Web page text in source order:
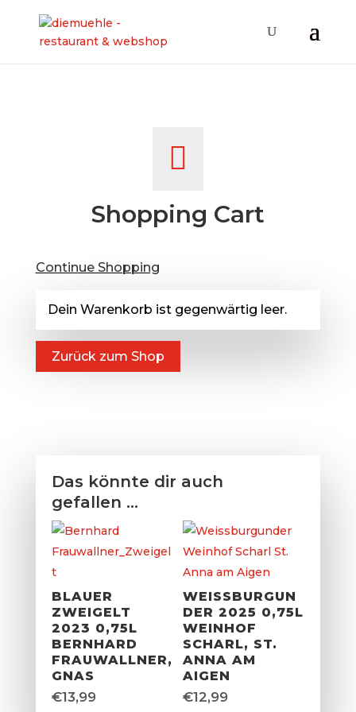

Shopping Cart
Continue Shopping
Dein Warenkorb ist gegenwärtig leer.
Zurück zum Shop
Das könnte dir auch
gefallen …
BLAUER
ZWEIGELT
2023 0,75L
BERNHARD
FRAUWALLNER,
GNAS
€13,99
WEISSBURGUN
DER 2025 0,75L
WEINHOF
SCHARL, ST.
ANNA AM
AIGEN
€12,99